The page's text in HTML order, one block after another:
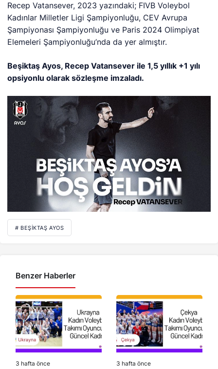
Recep Vatansever, 2023 yazındaki; FIVB Voleybol
Kadınlar Milletler Ligi Şampiyonluğu, CEV Avrupa
Şampiyonası Şampiyonluğu ve Paris 2024 Olimpiyat
Elemeleri Şampiyonluğu’nda da yer almıştır.
Beşiktaş Ayos, Recep Vatansever ile 1,5 yıllık +1 yılı
opsiyonlu olarak sözleşme imzaladı.
# BEŞIKTAŞ AYOS
Benzer Haberler
3 hafta önce 3 hafta önce